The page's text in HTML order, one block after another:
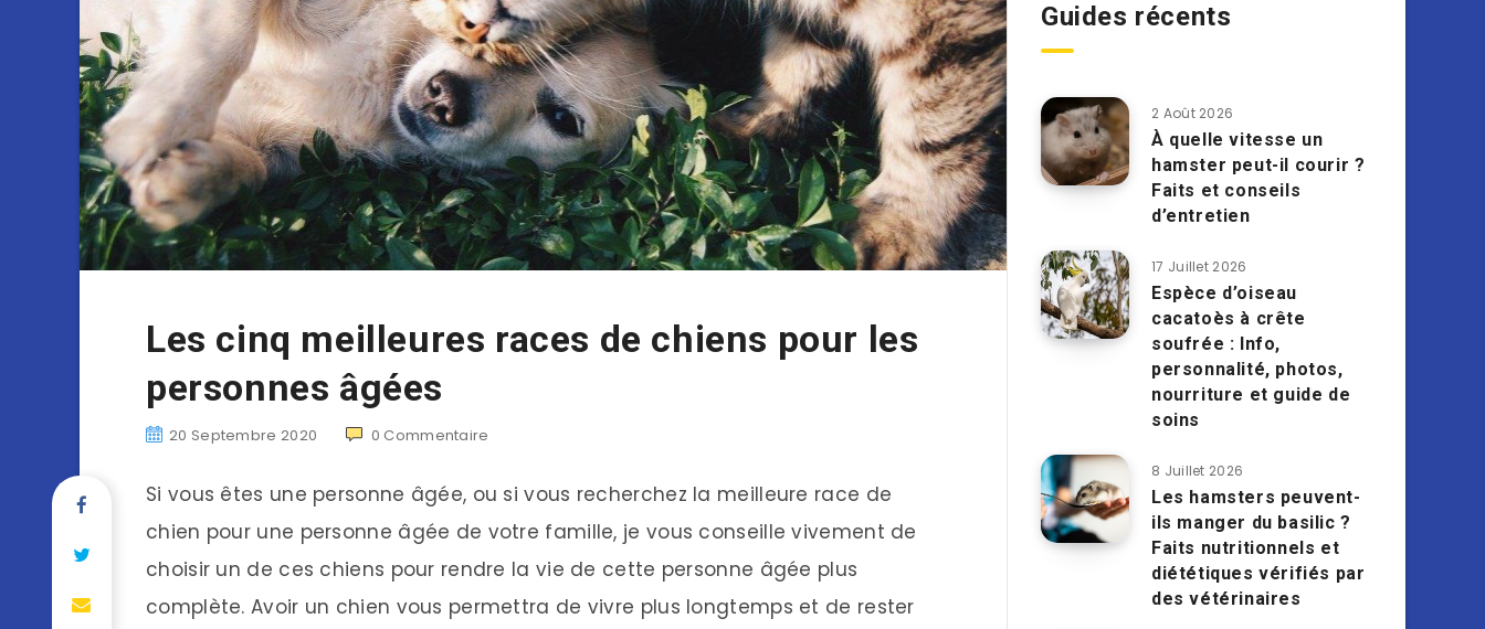
Les cinq meilleures races de chiens pour les
personnes âgées
20 Septembre 2020 0 Commentaire
Si vous êtes une personne âgée, ou si vous recherchez la meilleure race de
chien pour une personne âgée de votre famille, je vous conseille vivement de
choisir un de ces chiens pour rendre la vie de cette personne âgée plus
complète. Avoir un chien vous permettra de vivre plus longtemps et de rester
Guides récents
2 Août 2026
À quelle vitesse un
hamster peut-il courir ?
Faits et conseils
d’entretien
17 Juillet 2026
Espèce d’oiseau
cacatoès à crête
soufrée : Info,
personnalité, photos,
nourriture et guide de
soins
8 Juillet 2026
Les hamsters peuvent-
ils manger du basilic ?
Faits nutritionnels et
diététiques vérifiés par
des vétérinaires